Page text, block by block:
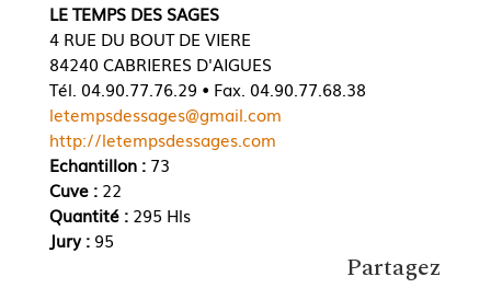
LE TEMPS DES SAGES
4 RUE DU BOUT DE VIERE
84240 CABRIERES D'AIGUES
Tél. 04.90.77.76.29 • Fax. 04.90.77.68.38
letempsdessages@gmail.com
http://letempsdessages.com
Echantillon :73
Cuve : 22
Quantité : 295 Hls
Jury : 95
Partagez